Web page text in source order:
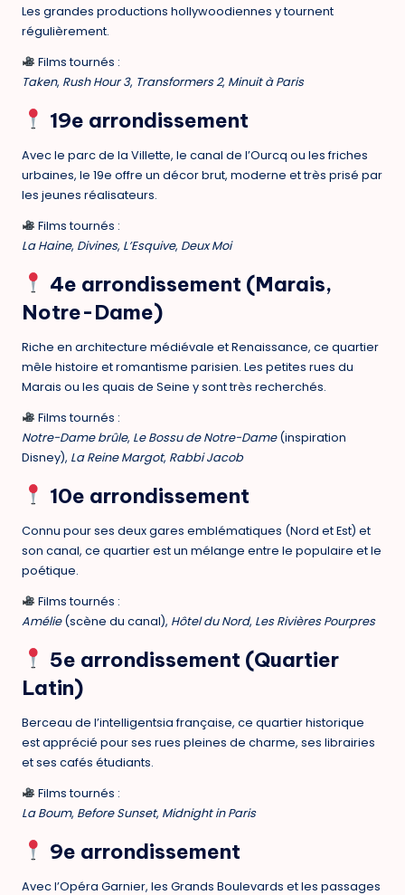
Les grandes productions hollywoodiennes y tournent
régulièrement.
Films tournés :
Taken, Rush Hour 3, Transformers 2, Minuit à Paris
19e arrondissement
Avec le parc de la Villette, le canal de l’Ourcq ou les friches
urbaines, le 19e offre un décor brut, moderne et très prisé par
les jeunes réalisateurs.
Films tournés :
La Haine, Divines, L’Esquive, Deux Moi
4e arrondissement (Marais,
Notre-Dame)
Riche en architecture médiévale et Renaissance, ce quartier
mêle histoire et romantisme parisien. Les petites rues du
Marais ou les quais de Seine y sont très recherchés.
Films tournés :
Notre-Dame brûle, Le Bossu de Notre-Dame(inspiration
Disney), La Reine Margot, Rabbi Jacob
10e arrondissement
Connu pour ses deux gares emblématiques (Nord et Est) et
son canal, ce quartier est un mélange entre le populaire et le
poétique.
Films tournés :
Amélie(scène du canal), Hôtel du Nord, Les Rivières Pourpres
5e arrondissement (Quartier
Latin)
Berceau de l’intelligentsia française, ce quartier historique
est apprécié pour ses rues pleines de charme, ses librairies
et ses cafés étudiants.
Films tournés :
La Boum, Before Sunset, Midnight in Paris
9e arrondissement
Avec l’Opéra Garnier, les Grands Boulevards et les passages